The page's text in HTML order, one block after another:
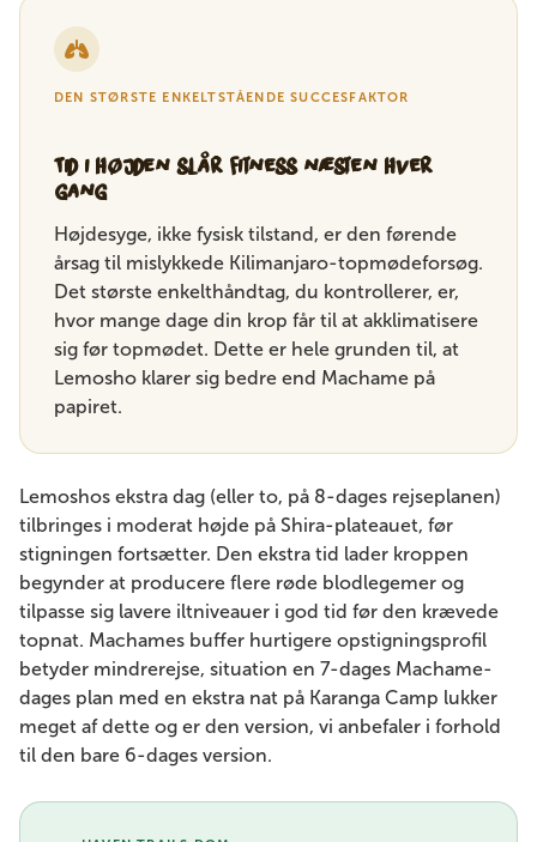
DEN STØRSTE ENKELTSTÅENDE SUCCESFAKTOR
Tid i højden slår fitness næsten hver
gang
Højdesyge, ikke fysisk tilstand, er den førende
årsag til mislykkede Kilimanjaro-topmødeforsøg.
Det største enkelthåndtag, du kontrollerer, er,
hvor mange dage din krop får til at akklimatisere
sig før topmødet. Dette er hele grunden til, at
Lemosho klarer sig bedre end Machame på
papiret.
Lemoshos ekstra dag (eller to, på 8-dages rejseplanen)
tilbringes i moderat højde på Shira-plateauet, før
stigningen fortsætter. Den ekstra tid lader kroppen
begynder at producere flere røde blodlegemer og
tilpasse sig lavere iltniveauer i god tid før den krævede
topnat. Machames buffer hurtigere opstigningsprofil
betyder mindrerejse, situation en 7-dages Machame-
dages plan med en ekstra nat på Karanga Camp lukker
meget af dette og er den version, vi anbefaler i forhold
til den bare 6-dages version.